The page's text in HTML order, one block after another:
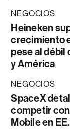
NEGOCIOS
Heineken
crecimiento
pese al débil
y América
NEGOCIOS
SpaceX
competir con
Mobile en